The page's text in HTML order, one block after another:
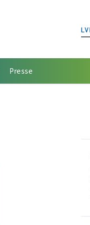
Presse